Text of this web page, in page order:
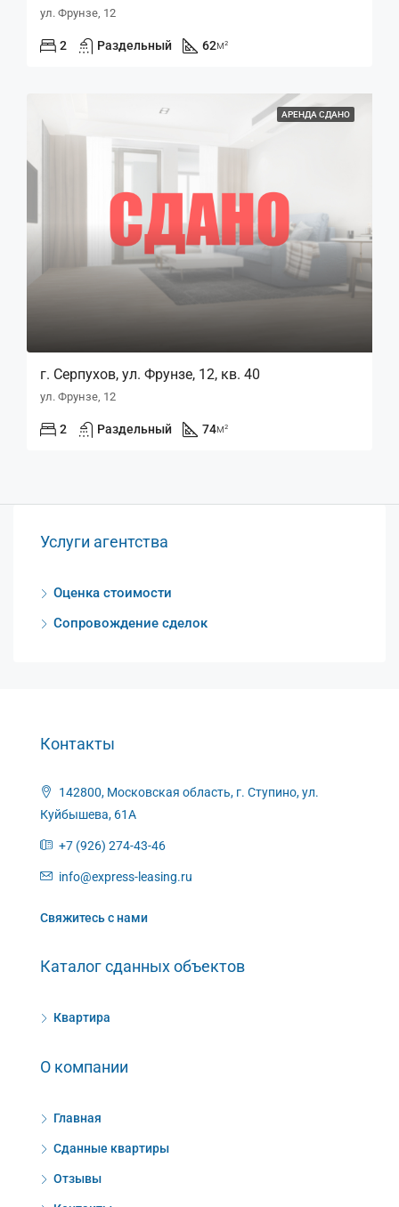
ул. Фрунзе, 12
2 Раздельный 62м²
АРЕНДА СДАНО
г. Серпухов, ул. Фрунзе, 12, кв. 40
ул. Фрунзе, 12
2 Раздельный 74м²
Услуги агентства
Оценка стоимости
Сопровождение сделок
Контакты
142800, Московская область, г. Ступино, ул.
Куйбышева, 61А
+7 (926) 274-43-46
info@express-leasing.ru
Свяжитесь с нами
Каталог сданных объектов
Квартира
О компании
Главная
Сданные квартиры
Отзывы